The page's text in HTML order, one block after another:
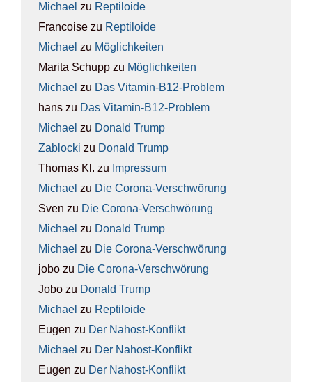
Michael zu Rep­ti­lo­ide
Francoise zu Rep­ti­lo­ide
Michael zu Mög­lich­kei­ten
Marita Schupp zu Mög­lich­kei­ten
Michael zu Das Vit­amin-B12-Pro­blem
hans zu Das Vit­amin-B12-Pro­blem
Michael zu Donald Trump
Zablocki zu Donald Trump
Thomas Kl. zu Impres­sum
Michael zu Die Coro­na-Ver­schwö­rung
Sven zu Die Coro­na-Ver­schwö­rung
Michael zu Donald Trump
Michael zu Die Coro­na-Ver­schwö­rung
jobo zu Die Coro­na-Ver­schwö­rung
Jobo zu Donald Trump
Michael zu Rep­ti­lo­ide
Eugen zu Der Nah­ost-Kon­flikt
Michael zu Der Nah­ost-Kon­flikt
Eugen zu Der Nah­ost-Kon­flikt